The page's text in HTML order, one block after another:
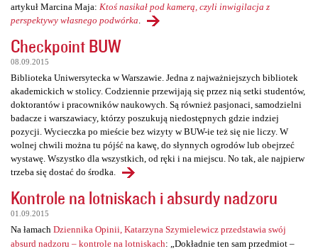
artykuł Marcina Maja: Ktoś nasikał pod kamerą, czyli inwigilacja z
perspektywy własnego podwórka
Checkpoint BUW
08.09.2015
Biblioteka Uniwersytecka w Warszawie. Jedna z najważniejszych bibliotek
akademickich w stolicy. Codziennie przewijają się przez nią setki studentów,
doktorantów i pracowników naukowych. Są również pasjonaci, samodzielni
badacze i warszawiacy, którzy poszukują niedostępnych gdzie indziej
pozycji. Wycieczka po mieście bez wizyty w BUW-ie też się nie liczy. W
wolnej chwili można tu pójść na kawę, do słynnych ogrodów lub obejrzeć
wystawę. Wszystko dla wszystkich, od ręki i na miejscu. No tak, ale najpierw
trzeba się dostać do środka.
Kontrole na lotniskach i absurdy nadzoru
01.09.2015
Na łamach Dziennika Opinii, Katarzyna Szymielewicz przedstawia swój
absurd nadzoru – kontrole na lotniskach: „Dokładnie ten sam przedmiot –